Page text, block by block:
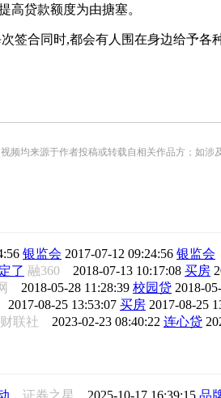
高贷款额度为由搪塞。
合同时,都会有人围在身边给予各
均来源于作者投稿或转载自相关作品方；如涉
银监会 2017-07-12 09:24:56 银监会
了 融360 2018-07-13 10:17:08 买房
2018-05-28 11:28:39 校园贷 2018-
2017-08-25 13:53:07 买房 2017-08-25
财联社 2023-02-23 08:40:22 连心贷
证券之星 2025-10-17 16:39:15 品